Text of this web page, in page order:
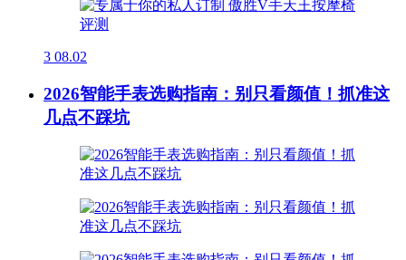
3 08.02
2026智能手表选购指南：别只看颜值！抓准这
几点不踩坑